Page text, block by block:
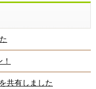
共有しました